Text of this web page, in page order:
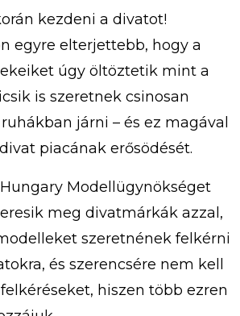
kezdeni a divatot!
egyre elterjettebb, hogy a
úgy öltöztetik mint a
is szeretnek csinosan
járni – és ez magával
piacának erősödését.
Modellügynökséget
meg divatmárkák azzal,
szeretnének felkérni
és szerencsére nem kell
hiszen több ezren